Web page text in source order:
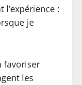
:
je
favoriser
les